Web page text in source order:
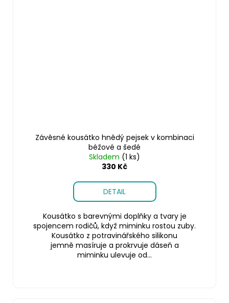
Závěsné kousátko hnědý pejsek v kombinaci
béžové a šedé
Skladem (1 ks)
330 Kč
DETAIL
Kousátko s barevnými doplňky a tvary je
spojencem rodičů, když miminku rostou zuby.
Kousátko z potravinářského silikonu
jemně masíruje a prokrvuje dáseň a
miminku ulevuje od...